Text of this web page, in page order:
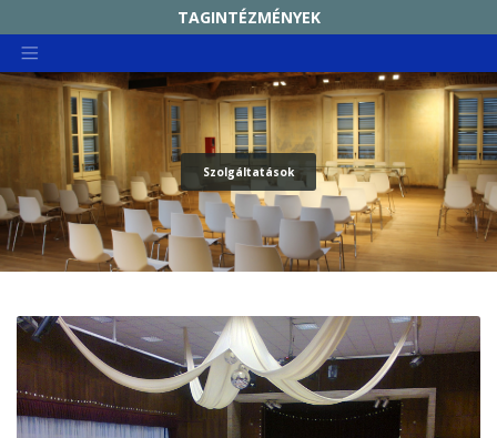
TAGINTÉZMÉNYEK
RADNÓTI MIKÓS MŰVELŐDÉSI HÁZ
SZABÓ MAGDA KÖZÖSSÉGI TÉR
NAPKÖZIS TÁBOR
CSALÁDOK PARKJA
CSEPELI NYUGDÍJAS KÖZÖSSÉGI HÁZ
CSEPEL GALÉRIA
CSEPELI HÍRMONDÓ
Szolgáltatások